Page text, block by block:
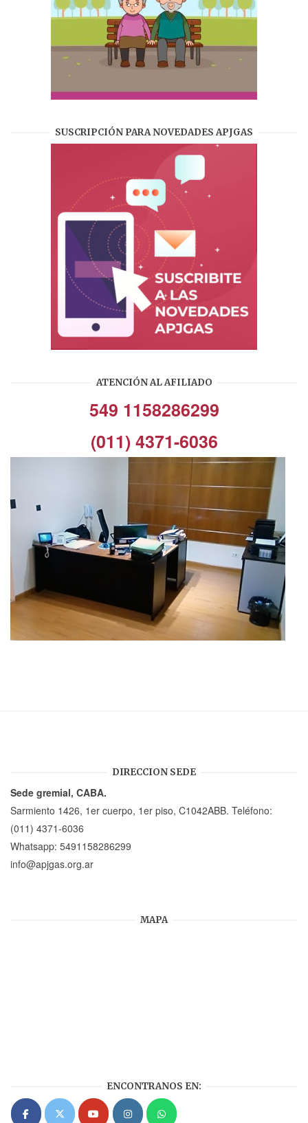
SUSCRIPCIÓN PARA NOVEDADES APJGAS
ATENCIÓN AL AFILIADO
549 1158286299
(011) 4371-6036
DIRECCION SEDE
Sede gremial, CABA.
Sarmiento 1426, 1er cuerpo, 1er piso, C1042ABB. Teléfono:
(011) 4371-6036
Whatsapp: 5491158286299
info@apjgas.org.ar
MAPA
ENCONTRANOS EN: